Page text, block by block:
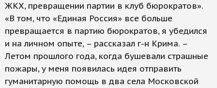
ЖКХ, превращении партии в клуб бюрократов».
«В том, что «Единая Россия» все больше
превращается в партию бюрократов, я убедился
и на личном опыте, – рассказал г-н Крима. –
Летом прошлого года, когда бушевали страшные
пожары, у меня появилась идея отправить
гуманитарную помощь в два села Московской